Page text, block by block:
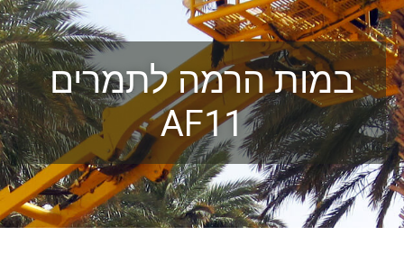
במות הרמה לתמרים
AF11